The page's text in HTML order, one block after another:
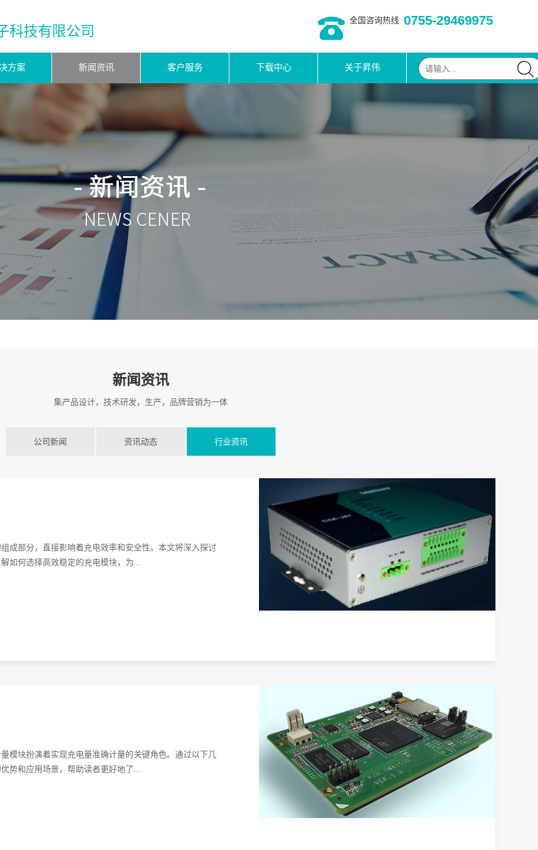
科技有限公司
全国咨询热线 0755-29469975
方案 新闻资讯 客户服务 下载中心 关于昇伟
新闻资讯
集产品设计，技术研发，生产，品牌营销为一体
公司新闻 资讯动态 行业资讯
成部分，直接影响着充电效率和安全性。本文将深入探讨
如何选择高效稳定的充电模块，为...
模块扮演着实现充电量准确计量的关键角色。通过以下几
势和应用场景，帮助读者更好地了...